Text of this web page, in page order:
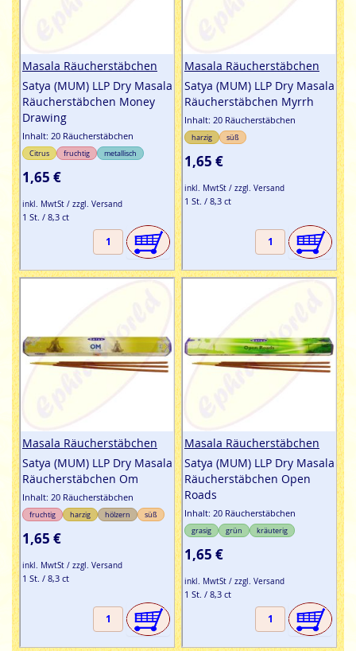
Masala Räucherstäbchen
Satya (MUM) LLP Dry Masala
Räucherstäbchen Money
Drawing
Inhalt: 20 Räucherstäbchen
Citrus fruchtig metallisch
1,65 €
inkl. MwtSt / zzgl. Versand
1 St. / 8,3 ct
Masala Räucherstäbchen
Satya (MUM) LLP Dry Masala
Räucherstäbchen Myrrh
Inhalt: 20 Räucherstäbchen
harzig süß
1,65 €
inkl. MwtSt / zzgl. Versand
1 St. / 8,3 ct
Masala Räucherstäbchen
Satya (MUM) LLP Dry Masala
Räucherstäbchen Om
Inhalt: 20 Räucherstäbchen
fruchtig harzig hölzern süß
1,65 €
inkl. MwtSt / zzgl. Versand
1 St. / 8,3 ct
Masala Räucherstäbchen
Satya (MUM) LLP Dry Masala
Räucherstäbchen Open
Roads
Inhalt: 20 Räucherstäbchen
grasig grün kräuterig
1,65 €
inkl. MwtSt / zzgl. Versand
1 St. / 8,3 ct